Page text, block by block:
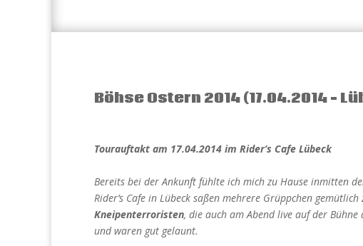
Böhse Ostern 2014 (17.04.2014 –
Tourauftakt am 17.04.2014 im Rider’s Cafe Lübeck
Bereits bei der Ankunft fühlte ich mich zu Hause inmitten
Rider’s Cafe in Lübeck saßen mehrere Grüppchen
Kneipenterroristen, die auch am Abend live auf der
und waren gut gelaunt.